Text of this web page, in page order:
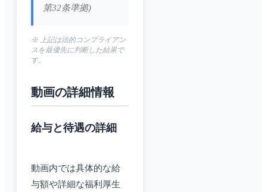
第32条準拠)
※ 上記は法的コンプライアン
スを最優先に判断した結果で
す。
動画の詳細情報
給与と待遇の詳細
動画内では具体的な給
与額や詳細な福利厚生